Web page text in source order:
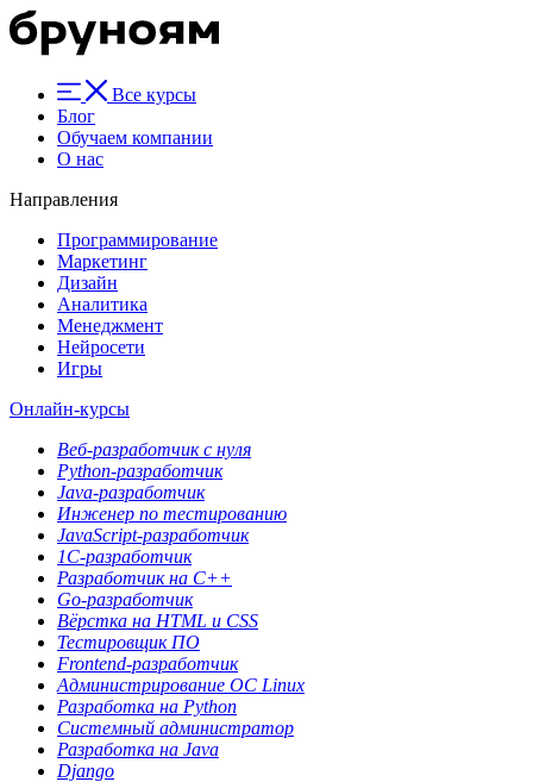
Все курсы
Блог
Обучаем компании
О нас
Направления
Программирование
Маркетинг
Дизайн
Аналитика
Менеджмент
Нейросети
Игры
Онлайн-курсы
Веб-разработчик с нуля
Python-разработчик
Java-разработчик
Инженер по тестированию
JavaScript-разработчик
1С-разработчик
Разработчик на C++
Go-разработчик
Вёрстка на HTML и CSS
Тестировщик ПО
Frontend-разработчик
Администрирова­ние ОС Linux
Разработка на Python
Системный администратор
Разработка на Java
Django